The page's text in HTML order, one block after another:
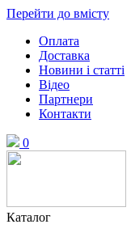
Перейти до вмісту
Оплата
Доставка
Новини і статті
Відео
Партнери
Контакти
0
Каталог